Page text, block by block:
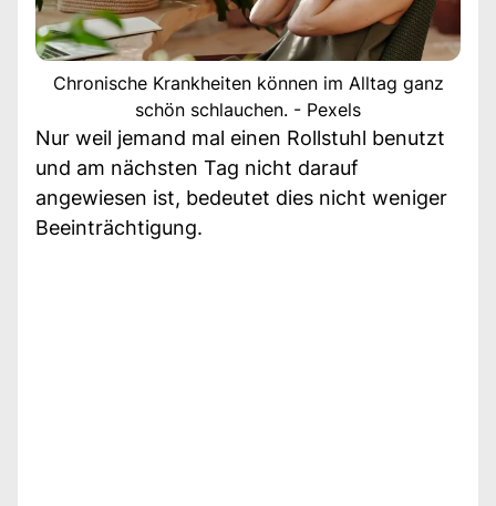
Chronische Krankheiten können im Alltag ganz
schön schlauchen. - Pexels
Nur weil jemand mal einen Rollstuhl benutzt
und am nächsten Tag nicht darauf
angewiesen ist, bedeutet dies nicht weniger
Beeinträchtigung.